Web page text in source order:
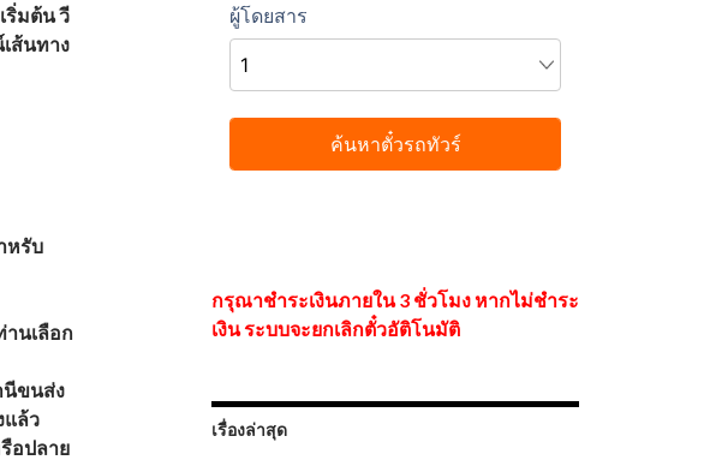
ริ่มต้น วี
ส้นทาง
รับ
นเลือก
นีขนส่ง
แล้ว
อปลาย
กรุณาชำระเงินภายใน 3 ชั่วโมง หากไม่ชำระ
เงิน ระบบจะยกเลิกตั๋วอัติโนมัติ
เรื่องล่าสุด